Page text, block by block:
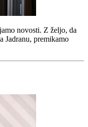
novosti. Z željo, da
Jadranu, premikamo